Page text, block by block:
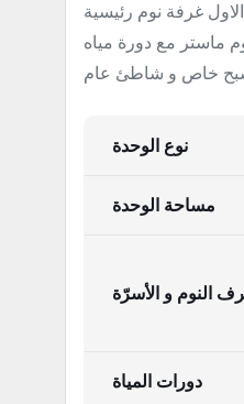
غرفة نوم رئيسية
ماستر مع دورة مياه
خاص و شاطئ عام
نوع الوحدة
مساحة الوحدة
النوم و الأسرّة
دورات المياة